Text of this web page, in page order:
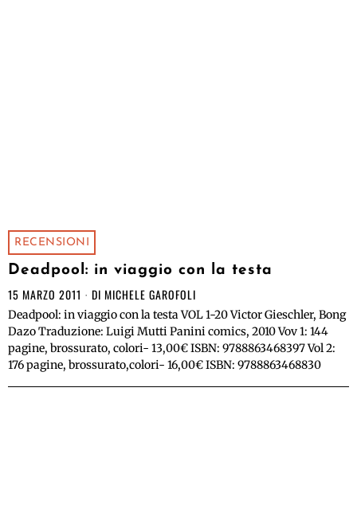
RECENSIONI
Deadpool: in viaggio con la testa
15 MARZO 2011 DI MICHELE GAROFOLI
Deadpool: in viaggio con la testa VOL 1-20 Victor Gieschler, Bong
Dazo Traduzione: Luigi Mutti Panini comics, 2010 Vov 1: 144
pagine, brossurato, colori- 13,00€ ISBN: 9788863468397 Vol 2:
176 pagine, brossurato,colori- 16,00€ ISBN: 9788863468830